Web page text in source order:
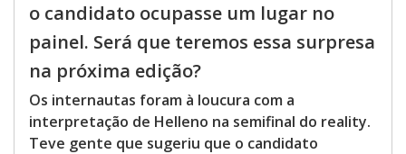
o candidato ocupasse um lugar no
painel. Será que teremos essa surpresa
na próxima edição?
Os internautas foram à loucura com a
interpretação de Helleno na semifinal do reality.
Teve gente que sugeriu que o candidato